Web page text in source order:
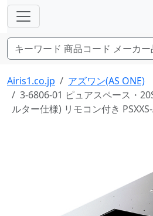
Airis1.co.jp
アズワン(AS ONE)
3-6806-01 ピュアスペース・
ルター仕様) リモコン付き